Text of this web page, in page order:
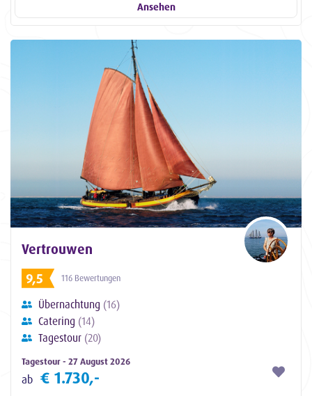
Ansehen
Vertrouwen
9,5
116 Bewertungen
Übernachtung (16)
Catering (14)
Tagestour (20)
Tagestour - 27 August 2026
ab € 1.730,-